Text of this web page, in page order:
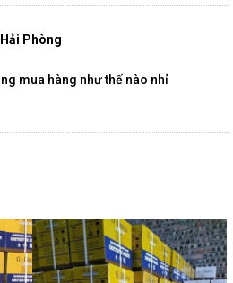
Phòng
mua hàng như thế nào nhỉ